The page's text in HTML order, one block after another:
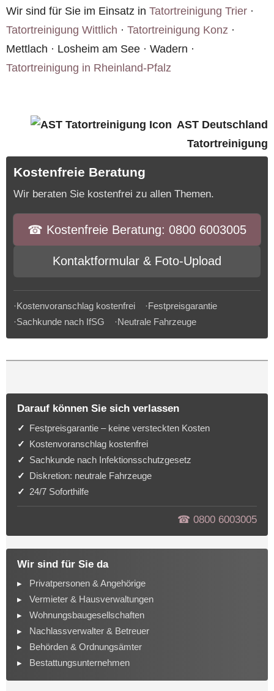
Richtlinien des Robert Koch-Instituts.
Wir sind für Sie im Einsatz in Tatortreinigung Trier ·
Tatortreinigung Wittlich · Tatortreinigung Konz ·
Mettlach · Losheim am See · Wadern ·
Tatortreinigung in Rheinland-Pfalz
AST Deutschland
Tatortreinigung
Kostenfreie Beratung
Wir beraten Sie kostenfrei zu allen Themen.
☎︎ Kostenfreie Beratung: 0800 6003005
Kontaktformular & Foto-Upload
·Kostenvoranschlag kostenfrei ·Festpreisgarantie
·Sachkunde nach IfSG ·Neutrale Fahrzeuge
Darauf können Sie sich verlassen
Festpreisgarantie – keine versteckten Kosten
Kostenvoranschlag kostenfrei
Sachkunde nach Infektionsschutzgesetz
Diskretion: neutrale Fahrzeuge
24/7 Soforthilfe
☎︎ 0800 6003005
Wir sind für Sie da
Privatpersonen & Angehörige
Vermieter & Hausverwaltungen
Wohnungsbaugesellschaften
Nachlassverwalter & Betreuer
Behörden & Ordnungsämter
Bestattungsunternehmen